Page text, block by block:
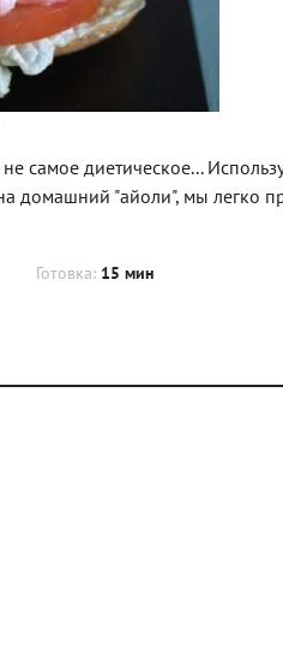
самое диетическое...
домашний "айоли", мы легко
Готовка: 15 мин